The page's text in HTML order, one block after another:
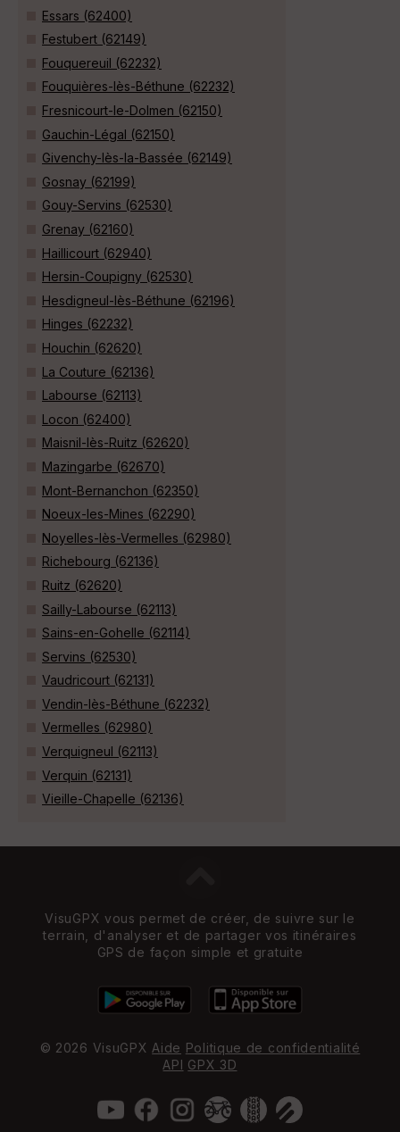
Essars (62400)
Festubert (62149)
Fouquereuil (62232)
Fouquières-lès-Béthune (62232)
Fresnicourt-le-Dolmen (62150)
Gauchin-Légal (62150)
Givenchy-lès-la-Bassée (62149)
Gosnay (62199)
Gouy-Servins (62530)
Grenay (62160)
Haillicourt (62940)
Hersin-Coupigny (62530)
Hesdigneul-lès-Béthune (62196)
Hinges (62232)
Houchin (62620)
La Couture (62136)
Labourse (62113)
Locon (62400)
Maisnil-lès-Ruitz (62620)
Mazingarbe (62670)
Mont-Bernanchon (62350)
Noeux-les-Mines (62290)
Noyelles-lès-Vermelles (62980)
Richebourg (62136)
Ruitz (62620)
Sailly-Labourse (62113)
Sains-en-Gohelle (62114)
Servins (62530)
Vaudricourt (62131)
Vendin-lès-Béthune (62232)
Vermelles (62980)
Verquigneul (62113)
Verquin (62131)
Vieille-Chapelle (62136)
VisuGPX vous permet de créer, de suivre sur le
terrain, d'analyser et de partager vos itinéraires
GPS de façon simple et gratuite
© 2026 VisuGPX Aide Politique de confidentialité
API GPX 3D